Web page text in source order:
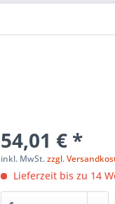
54,01 € *
inkl. MwSt.zzgl.
Lieferzeit bis zu 14